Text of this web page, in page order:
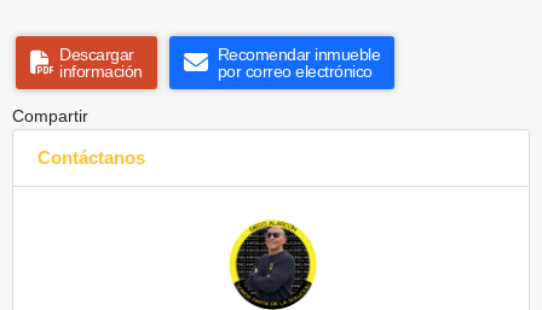
Descargar
información
Recomendar inmueble
por correo electrónico
Compartir
Contáctanos